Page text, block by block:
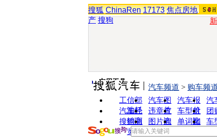
搜狐 ChinaRen 17173 焦点房地
产 搜狗
实用工具
工信部
油耗
汽车图
片
汽车报
价
汽
汽车经
销商
违章查
询
车型对
比
团
搜狗浏
览器
图片欣
赏
单词翻
车
汽车频道 > 购车频